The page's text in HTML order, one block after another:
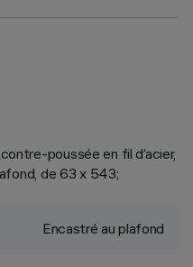
poussée en fil d’acier,
de 63 x 543;
Encastré au plafond